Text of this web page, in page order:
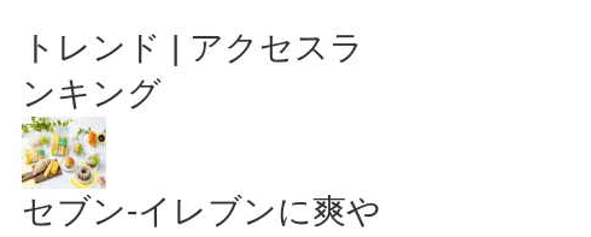
トレンド | アクセスラ
ンキング
セブン‐イレブンに爽や